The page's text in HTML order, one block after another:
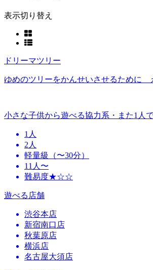
表示切り替え
ドリーマツリー
ゆめのツリーをかんせいさせるために
小さな子供から遊べる協力系・また1人
1人
2人
軽量級（〜30分）
11人〜
難易度★☆☆
遊べる店舗
渋谷本店
新宿南口店
秋葉原店
横浜店
名古屋大須店